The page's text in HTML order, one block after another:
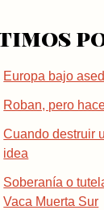
Europa bajo
Roban, pero
Cuando destruir
idea
Soberanía o
Vaca Muerta Sur